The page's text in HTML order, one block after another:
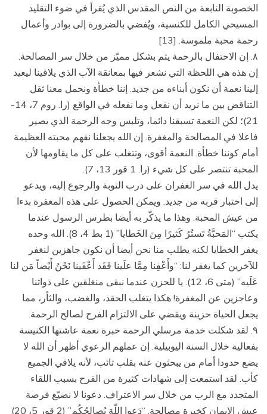
الخصوبة النابعة من النص المقدس الذي يُقرأ في ضوء التقليد
المسيحي الكامل للكنسية، ويُفضي بالضرورة إلى بوادر وأعمال
رحمة محبة ملموسة. [13]
۸. إن الاحتفال بالرحمة يتم بشكل مميّز من خلال سر المصالحة.
إن هذه هي اللحظة التي نشعر فيها بمعانقة الآب الذي يلاقينا ليعيد
إلينا نعمة أن نكون أبناءه من جديد. إننا خطأة ونحمل معنا ثقل
التناقض بين ما نريد أن نفعل وما نفعله في الواقع (را. روم 7، 14-
21)؛ لكن النعمة تسبقنا دائما، وتلبس وجه الرحمة الذي يصير
فاعلا في المصالحة والمغفرة. إن الله يجعلنا نفهم محبته العظيمة
أمام كوننا خطأة. النعمة أقوى، وتتغلب على كل ما يقاومها لأن
المحبة تنتصر على كل شيء (را. 1 قور 13، 7).
يدل الله في سر الغفران على درب التوبة والرجوع إليه، ويدعو
إلى اختبار قربه من جديد. ويمكن الحصول على هذه المغفرة بدءا
من عيش المحبة. وهذا ما يذكّر به أيضا بطرس الرسول عندما
يكتب “المَحبَّةُ تَستُرُ كَثيرًا مِنَ الخَطايا” (1 بط 4، 8). الله وحده
يغفر الخطايا لكنه يطلب منا نحن أيضا أن نكون جاهزين لنغفر
للآخرين كما يغفر لنا: “وأَعْفِنا مِمَّا علَينا فَقَد أَعْفَينا نَحْنُ أَيْضاً مَن لنا
عَلَيه” (متى 6، 12). يا للحزن عندما نبقى منغلقين على ذواتنا
وعاجزين عن المغفرة! هكذا يتغلب الحقد، والغضب، والثأر، مما
يجعل الحياة حزينة ويقضي على الالتزام الفرح لصالح الرحمة.
۹. لقد شكلت خدمة مرسلي الرحمة خبرة نعمة عاشتها الكنيسة
بفعالية خلال السنة اليوبيلية. إن عملهم الرعوي أظهر أن الله لا
يضع حدودا أمام من يبحثون عنه بقلب تائب، لأنه يلاقي الجميع
كأب. لقد استمعت إلى شهادات كثيرة من الفرح بسبب اللقاء
المتجدد مع الرب من خلال سر الاعتراف. دعونا لا نضيّع فرصة
عيش الإيمان كخبرة مصالحة. “دَعوا اللّهَ يُصالِحُكُم” (2 قور 5، 20)